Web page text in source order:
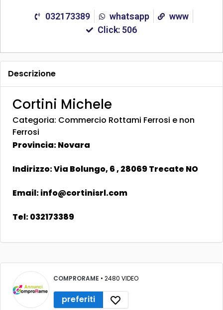
032173389 whatsapp
www
Click: 506
Descrizione
Cortini Michele
Categoria: Commercio Rottami Ferrosi e non
Ferrosi
Provincia: Novara
Indirizzo: Via Bolungo, 6 , 28069 Trecate NO
Email: info@cortinisrl.com
Tel: 032173389
COMPRORAME • 2480 VIDEO
preferiti